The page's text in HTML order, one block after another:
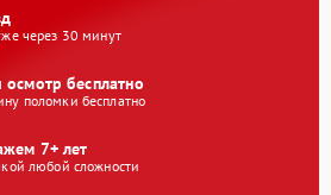
через 30 минут
бесплатно
поломки бесплатно
7+ лет
любой сложности